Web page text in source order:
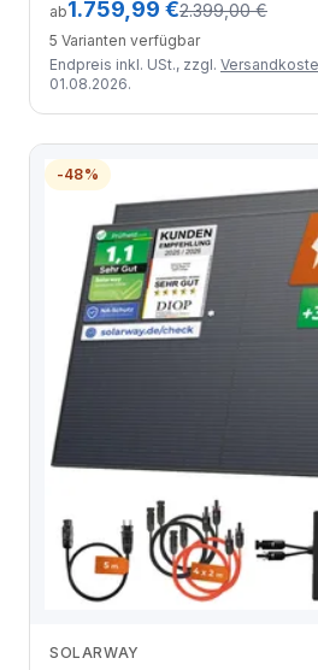
ab1.759,99 €2.399,00 €
5 Varianten verfügbar
Endpreis inkl. USt., zzgl.
01.08.2026.
-48%
SOLARWAY